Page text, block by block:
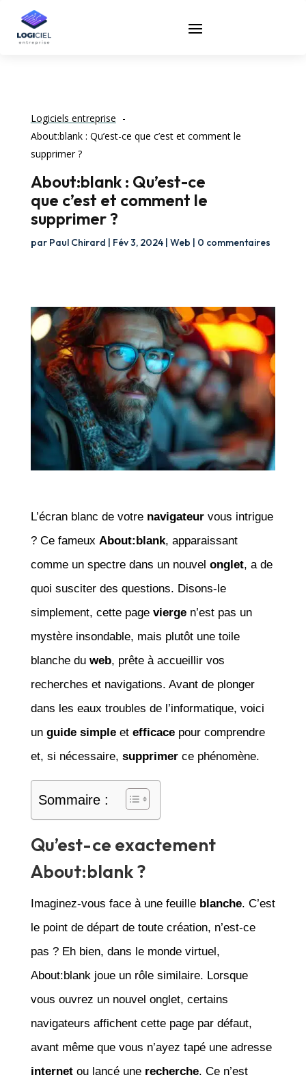
Logiciels entreprise
About:blank : Qu’est-ce que c’est et comment le
supprimer ?
About:blank : Qu’est-ce
que c’est et comment le
supprimer ?
par Paul Chirard | Fév 3, 2024| Web | 0 commentaires
L’écran blanc de votre navigateurvous intrigue
? Ce fameux About:blank, apparaissant
comme un spectre dans un nouvel onglet, a de
quoi susciter des questions. Disons-le
simplement, cette page viergen’est pas un
mystère insondable, mais plutôt une toile
blanche du web, prête à accueillir vos
recherches et navigations. Avant de plonger
dans les eaux troubles de l’informatique, voici
un guide simpleet efficacepour comprendre
et, si nécessaire, supprimerce phénomène.
Sommaire :
Qu’est-ce exactement
About:blank ?
Imaginez-vous face à une feuille blanche. C’est
le point de départ de toute création, n’est-ce
pas ? Eh bien, dans le monde virtuel,
About:blank joue un rôle similaire. Lorsque
vous ouvrez un nouvel onglet, certains
navigateurs affichent cette page par défaut,
avant même que vous n’ayez tapé une adresse
internetou lancé une recherche. Ce n’est